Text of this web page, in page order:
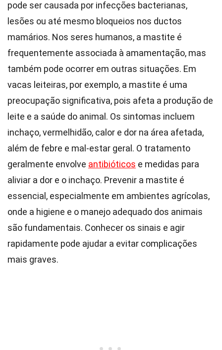
pode ser causada por infecções bacterianas,
lesões ou até mesmo bloqueios nos ductos
mamários. Nos seres humanos, a mastite é
frequentemente associada à amamentação, mas
também pode ocorrer em outras situações. Em
vacas leiteiras, por exemplo, a mastite é uma
preocupação significativa, pois afeta a produção de
leite e a saúde do animal. Os sintomas incluem
inchaço, vermelhidão, calor e dor na área afetada,
além de febre e mal-estar geral. O tratamento
geralmente envolve antibióticos e medidas para
aliviar a dor e o inchaço. Prevenir a mastite é
essencial, especialmente em ambientes agrícolas,
onde a higiene e o manejo adequado dos animais
são fundamentais. Conhecer os sinais e agir
rapidamente pode ajudar a evitar complicações
mais graves.